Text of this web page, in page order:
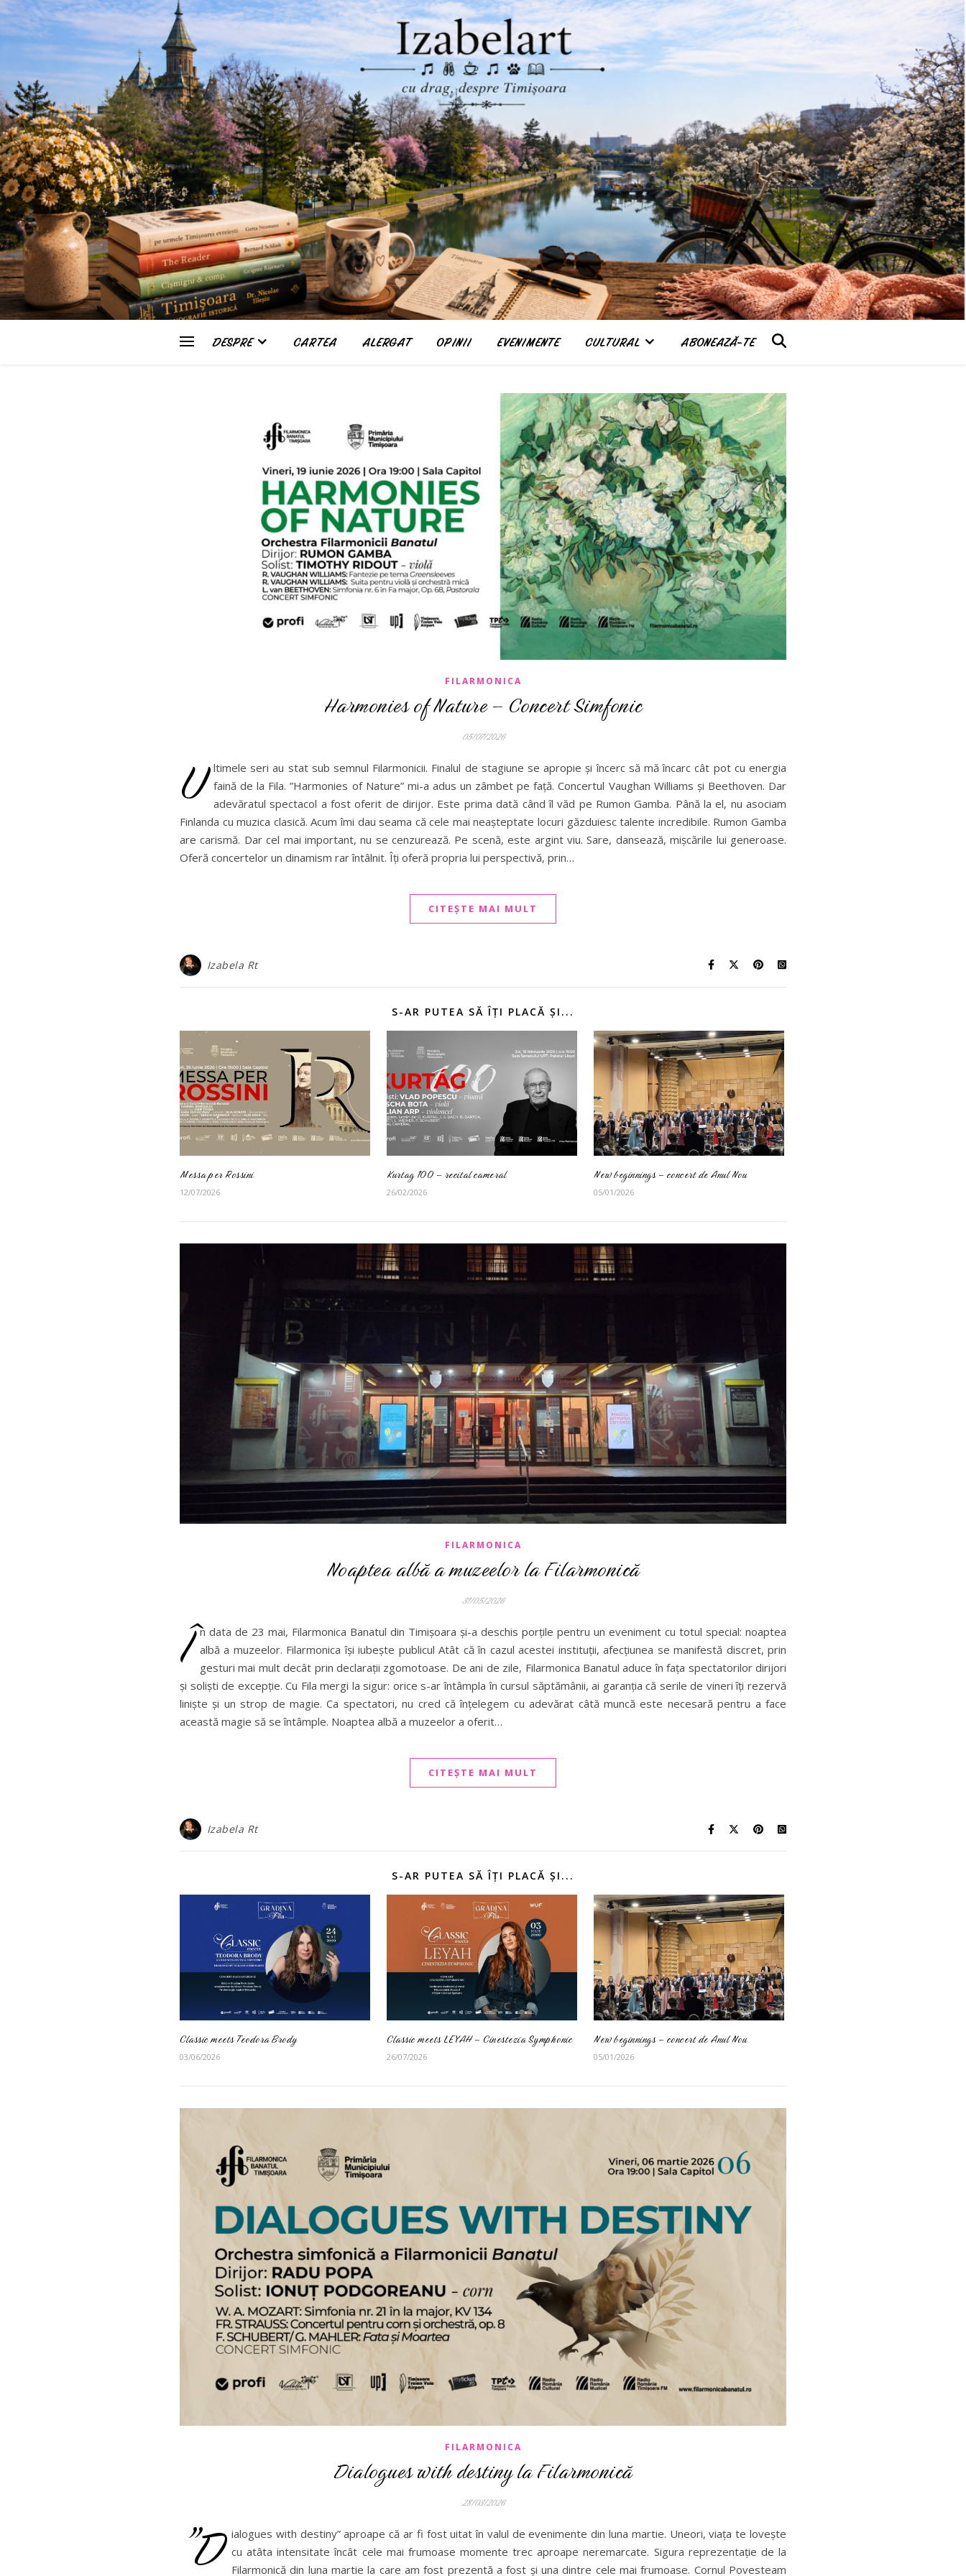
DESPRE CARTEA ALERGAT OPINII EVENIMENTE CULTURAL ABONEAZĂ-TE
FILARMONICA
Harmonies of Nature – Concert Simfonic
05/07/2026
U ltimele seri au stat sub semnul Filarmonicii. Finalul de stagiune se apropie și încerc să mă încarc cât pot cu energia
faină de la Fila. ”Harmonies of Nature” mi-a adus un zâmbet pe față. Concertul Vaughan Williams și Beethoven. Dar
adevăratul spectacol a fost oferit de dirijor. Este prima dată când îl văd pe Rumon Gamba. Până la el, nu asociam
Finlanda cu muzica clasică. Acum îmi dau seama că cele mai neașteptate locuri găzduiesc talente incredibile. Rumon Gamba
are carismă. Dar cel mai important, nu se cenzurează. Pe scenă, este argint viu. Sare, dansează, mișcările lui generoase.
Oferă concertelor un dinamism rar întâlnit. Îți oferă propria lui perspectivă, prin…
CITEȘTE MAI MULT
Izabela Rt
S-AR PUTEA SĂ ÎȚI PLACĂ ȘI...
Messa per Rossini
12/07/2026
Kurtag 100 – recital cameral
26/02/2026
New beginnings – concert de Anul Nou
05/01/2026
FILARMONICA
Noaptea albă a muzeelor la Filarmonică
31/05/2026
Î n data de 23 mai, Filarmonica Banatul din Timișoara și-a deschis porțile pentru un eveniment cu totul special: noaptea
albă a muzeelor. Filarmonica își iubește publicul Atât că în cazul acestei instituții, afecțiunea se manifestă discret, prin
gesturi mai mult decât prin declarații zgomotoase. De ani de zile, Filarmonica Banatul aduce în fața spectatorilor dirijori
și soliști de excepție. Cu Fila mergi la sigur: orice s-ar întâmpla în cursul săptămânii, ai garanția că serile de vineri îți rezervă
liniște și un strop de magie. Ca spectatori, nu cred că înțelegem cu adevărat câtă muncă este necesară pentru a face
această magie să se întâmple. Noaptea albă a muzeelor a oferit…
CITEȘTE MAI MULT
Izabela Rt
S-AR PUTEA SĂ ÎȚI PLACĂ ȘI...
Classic meets Teodora Brody
03/06/2026
Classic meets LEYAH – Cinestezia Symphonic
26/07/2026
New beginnings – concert de Anul Nou
05/01/2026
FILARMONICA
Dialogues with destiny la Filarmonică
28/03/2026
”D ialogues with destiny” aproape că ar fi fost uitat în valul de evenimente din luna martie. Uneori, viața te lovește
cu atâta intensitate încât cele mai frumoase momente trec aproape neremarcate. Sigura reprezentație de la
Filarmonică din luna martie la care am fost prezentă a fost și una dintre cele mai frumoase. Cornul Povesteam